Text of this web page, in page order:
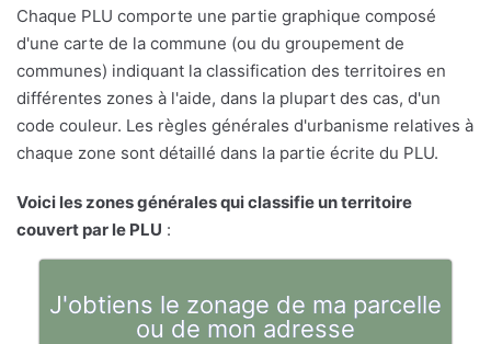
Chaque PLU comporte une partie graphique composé
d'une carte de la commune (ou du groupement de
communes) indiquant la classification des territoires en
différentes zones à l'aide, dans la plupart des cas, d'un
code couleur. Les règles générales d'urbanisme relatives à
chaque zone sont détaillé dans la partie écrite du PLU.
Voici les zones générales qui classifie un territoire
couvert par le PLU :
J'obtiens le zonage de ma parcelle
ou de mon adresse